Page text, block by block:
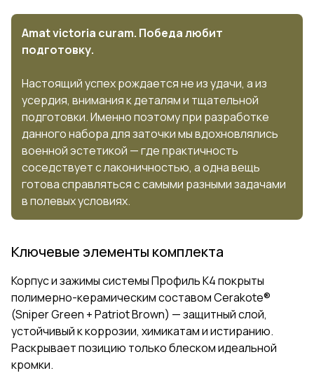
Amat victoria curam. Победа любит
подготовку.
Настоящий успех рождается не из удачи, а из
усердия, внимания к деталям и тщательной
подготовки. Именно поэтому при разработке
данного набора для заточки мы вдохновлялись
военной эстетикой — где практичность
соседствует с лаконичностью, а одна вещь
готова справляться с самыми разными задачами
в полевых условиях.
Ключевые элементы комплекта
Корпус и зажимы системы Профиль К4 покрыты
полимерно-керамическим составом Cerakote®
(Sniper Green + Patriot Brown) — защитный слой,
устойчивый к коррозии, химикатам и истиранию.
Раскрывает позицию только блеском идеальной
кромки.